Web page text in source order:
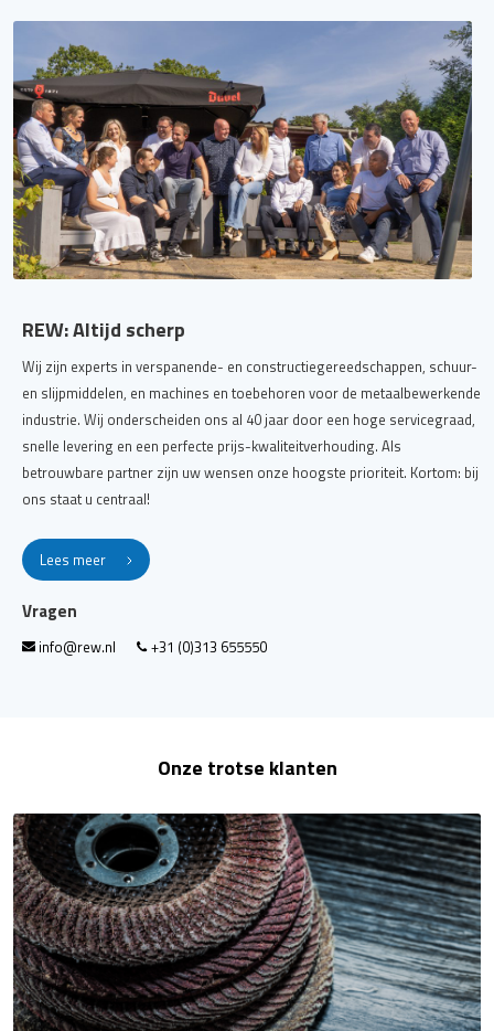
REW: Altijd scherp
Wij zijn experts in verspanende- en constructiegereedschappen, schuur-
en slijpmiddelen, en machines en toebehoren voor de metaalbewerkende
industrie. Wij onderscheiden ons al 40 jaar door een hoge servicegraad,
snelle levering en een perfecte prijs-kwaliteitverhouding. Als
betrouwbare partner zijn uw wensen onze hoogste prioriteit. Kortom: bij
ons staat u centraal!
Lees meer
Vragen
info@rew.nl +31 (0)313 655550
Onze trotse klanten